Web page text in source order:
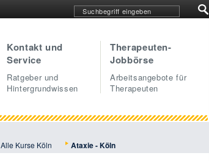
Kontakt und
Service
Ratgeber und
Hintergrundwissen
Therapeuten-
Jobbörse
Arbeitsangebote für
Therapeuten
Alle Kurse Köln Ataxie - Köln